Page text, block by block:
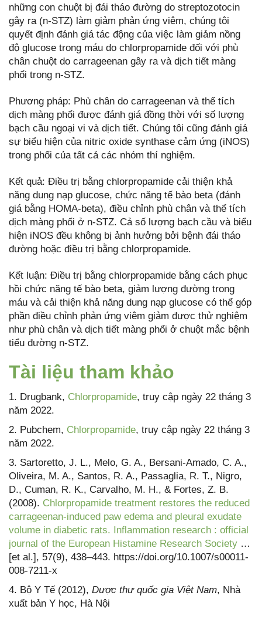
những con chuột bị đái tháo đường do streptozotocin
gây ra (n-STZ) làm giảm phản ứng viêm, chúng tôi
quyết định đánh giá tác động của việc làm giảm nồng
độ glucose trong máu do chlorpropamide đối với phù
chân chuột do carrageenan gây ra và dịch tiết màng
phổi trong n-STZ.
Phương pháp: Phù chân do carrageenan và thể tích
dịch màng phổi được đánh giá đồng thời với số lượng
bạch cầu ngoại vi và dịch tiết. Chúng tôi cũng đánh giá
sự biểu hiện của nitric oxide synthase cảm ứng (iNOS)
trong phổi của tất cả các nhóm thí nghiệm.
Kết quả: Điều trị bằng chlorpropamide cải thiện khả
năng dung nạp glucose, chức năng tế bào beta (đánh
giá bằng HOMA-beta), điều chỉnh phù chân và thể tích
dịch màng phổi ở n-STZ. Cả số lượng bạch cầu và biểu
hiện iNOS đều không bị ảnh hưởng bởi bệnh đái tháo
đường hoặc điều trị bằng chlorpropamide.
Kết luận: Điều trị bằng chlorpropamide bằng cách phục
hồi chức năng tế bào beta, giảm lượng đường trong
máu và cải thiện khả năng dung nạp glucose có thể góp
phần điều chỉnh phản ứng viêm giảm được thử nghiệm
như phù chân và dịch tiết màng phổi ở chuột mắc bệnh
tiểu đường n-STZ.
Tài liệu tham khảo
1. Drugbank, Chlorpropamide, truy cập ngày 22 tháng 3
năm 2022.
2. Pubchem, Chlorpropamide, truy cập ngày 22 tháng 3
năm 2022.
3. Sartoretto, J. L., Melo, G. A., Bersani-Amado, C. A.,
Oliveira, M. A., Santos, R. A., Passaglia, R. T., Nigro,
D., Cuman, R. K., Carvalho, M. H., & Fortes, Z. B.
(2008). Chlorpropamide treatment restores the reduced
carrageenan-induced paw edema and pleural exudate
volume in diabetic rats. Inflammation research : official
journal of the European Histamine Research Society …
[et al.], 57(9), 438–443. https://doi.org/10.1007/s00011-
008-7211-x
4. Bộ Y Tế (2012), Dược thư quốc gia Việt Nam, Nhà
xuất bản Y học, Hà Nội